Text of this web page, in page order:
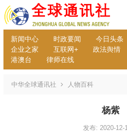
新闻中心 时政要闻 今日头条
企业之家
互联网+ 政法舆情
港澳台
律师在线
中华全球通讯社 人物百科
杨紫
发布: 2020-12-